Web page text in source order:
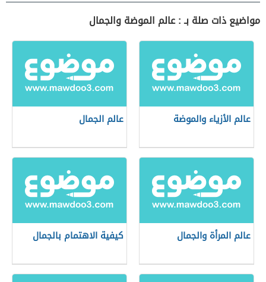
مواضيع ذات صلة بـ : عالم الموضة والجمال
عالم الأزياء والموضة عالم الجمال
عالم المرأة والجمال كيفية الاهتمام بالجمال